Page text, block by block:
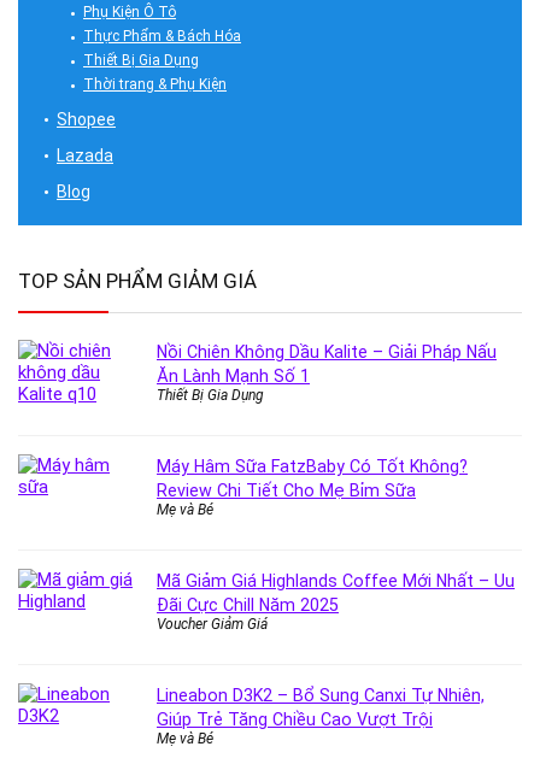
Phụ Kiện Ô Tô
Thực Phẩm & Bách Hóa
Thiết Bị Gia Dụng
Thời trang & Phụ Kiện
Shopee
Lazada
Blog
TOP SẢN PHẨM GIẢM GIÁ
Nồi Chiên Không Dầu Kalite – Giải Pháp Nấu
Ăn Lành Mạnh Số 1
Thiết Bị Gia Dụng
Máy Hâm Sữa FatzBaby Có Tốt Không?
Review Chi Tiết Cho Mẹ Bỉm Sữa
Mẹ và Bé
Mã Giảm Giá Highlands Coffee Mới Nhất – Uu
Đãi Cực Chill Năm 2025
Voucher Giảm Giá
Lineabon D3K2 – Bổ Sung Canxi Tự Nhiên,
Giúp Trẻ Tăng Chiều Cao Vượt Trội
Mẹ và Bé